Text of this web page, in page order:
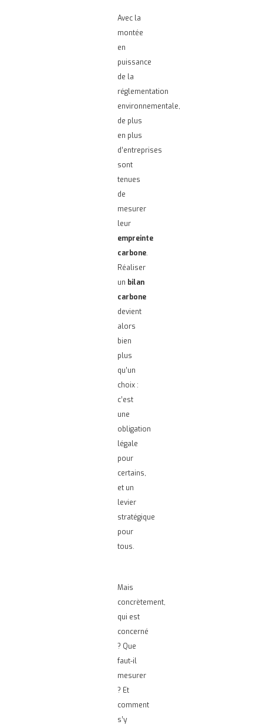
Avec la
montée
en
puissance
de la
réglementation
environnementale,
de plus
en plus
d’entreprises
sont
tenues
de
mesurer
leur
empreinte
carbone.
Réaliser
un bilan
carbone
devient
alors
bien
plus
qu’un
choix :
c’est
une
obligation
légale
pour
certains,
et un
levier
stratégique
pour
tous.
Mais
concrètement,
qui est
concerné
? Que
faut-il
mesurer
? Et
comment
s’y